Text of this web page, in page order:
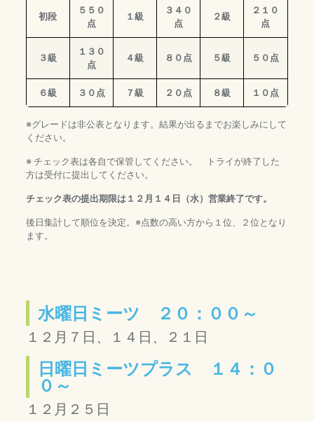
初段
５５０
点
１級
３４０
点
２級
２１０
点
３級
１３０
点
４級 ８０点 ５級 ５０点
６級 ３０点 ７級 ２０点 ８級 １０点
※グレードは非公表となります。結果が出るまでお楽しみにして
ください。
※ チェック表は各自で保管してください。 トライが終了した
方は受付に提出してください。
チェック表の提出期限は１２月１４日（水）営業終了です。
後日集計して順位を決定。※点数の高い方から１位、２位となり
ます。
水曜日ミーツ ２０：００～
１２ 月７日、１４日、２１日
日曜日ミーツプラス １４：０
０～
１２月２５日